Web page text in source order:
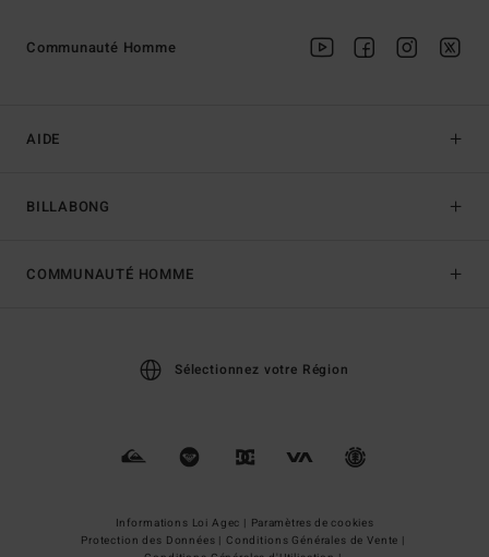
AIDE
BILLABONG
Communauté Homme
COMMUNAUTÉ HOMME
Sélectionnez votre Région
Informations Loi Agec | Paramètres de cookies
Protection des Données | Conditions Générales de Vente |